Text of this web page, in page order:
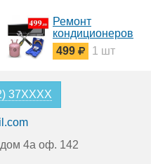
Ремонт
кондиционеров
499
1 шт
37XXXX
4а оф. 142